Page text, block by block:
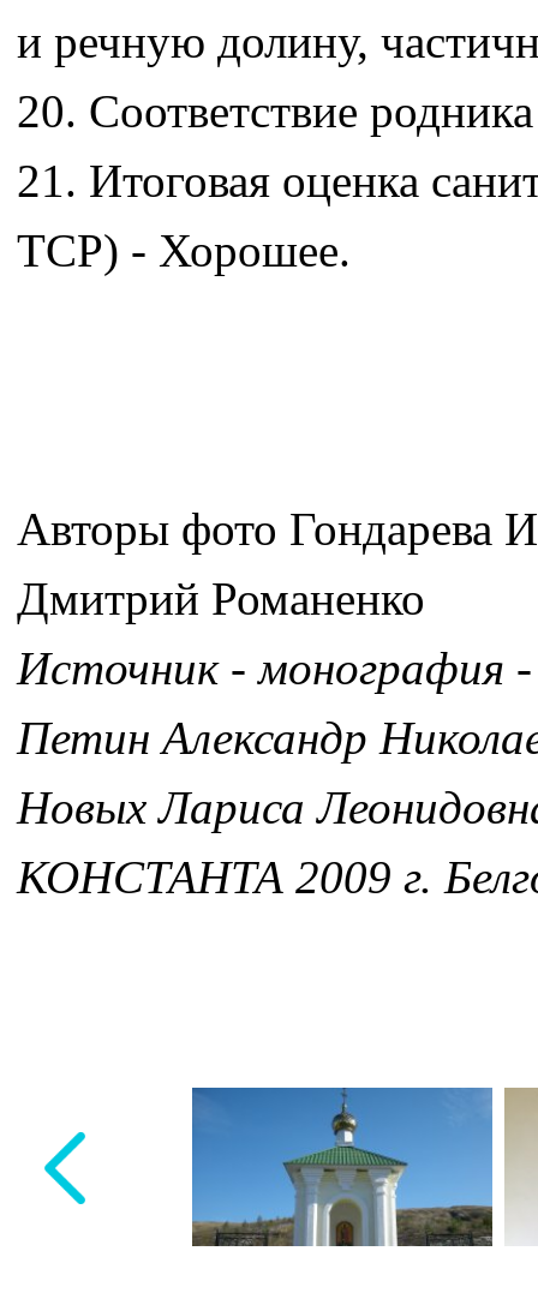
и речную долину,
20. Соответствие
21. Итоговая оценка
TCP) - Хорошее.
Авторы фото Гондарева
Дмитрий Романенко
Источник - монография -
Петин Александр
Новых Лариса
КОНСТАНТА 2009 г.